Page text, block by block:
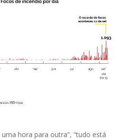
hora para outra”, “tudo está